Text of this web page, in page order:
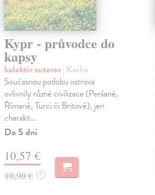
Kypr - průvodce do
kapsy
kolektív autorov| Kniha
Současnou podobu ostrova
ovlivnily různé civilizace (Peršané,
Římané, Turci či Britové), jen
charakt...
Do 5 dní
10,57 €
10,90 € ?